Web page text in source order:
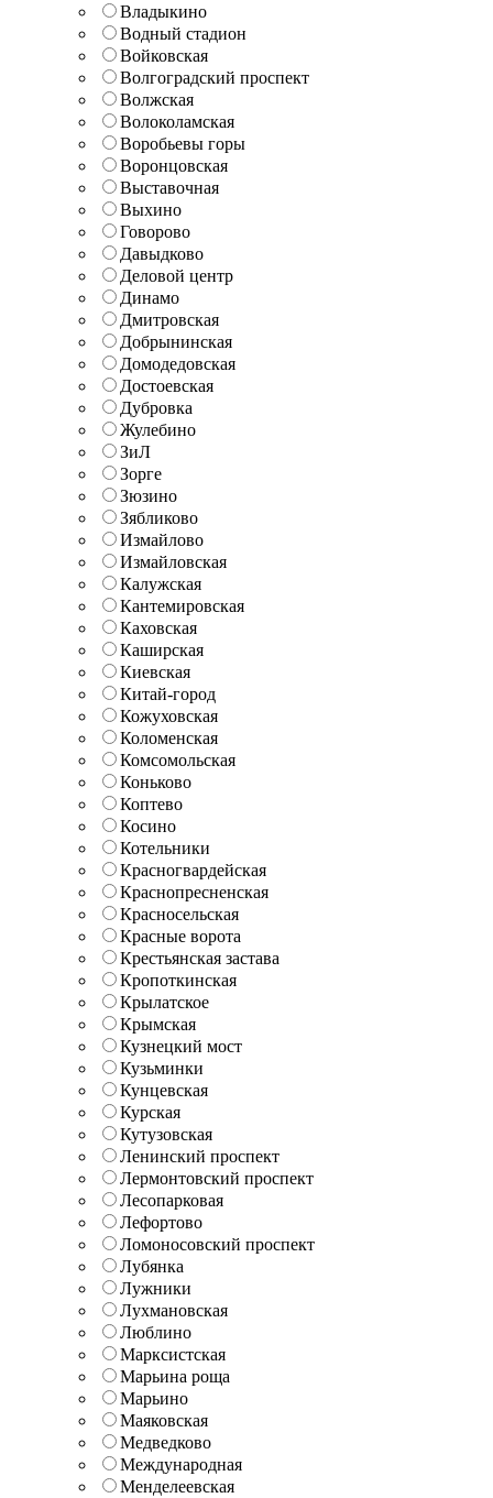
Владыкино
Водный стадион
Войковская
Волгоградский проспект
Волжская
Волоколамская
Воробьевы горы
Воронцовская
Выставочная
Выхино
Говорово
Давыдково
Деловой центр
Динамо
Дмитровская
Добрынинская
Домодедовская
Достоевская
Дубровка
Жулебино
ЗиЛ
Зорге
Зюзино
Зябликово
Измайлово
Измайловская
Калужская
Кантемировская
Каховская
Каширская
Киевская
Китай-город
Кожуховская
Коломенская
Комсомольская
Коньково
Коптево
Косино
Котельники
Красногвардейская
Краснопресненская
Красносельская
Красные ворота
Крестьянская застава
Кропоткинская
Крылатское
Крымская
Кузнецкий мост
Кузьминки
Кунцевская
Курская
Кутузовская
Ленинский проспект
Лермонтовский проспект
Лесопарковая
Лефортово
Ломоносовский проспект
Лубянка
Лужники
Лухмановская
Люблино
Марксистская
Марьина роща
Марьино
Маяковская
Медведково
Международная
Менделеевская